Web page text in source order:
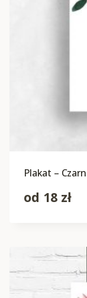
Plakat –
od 18 zł